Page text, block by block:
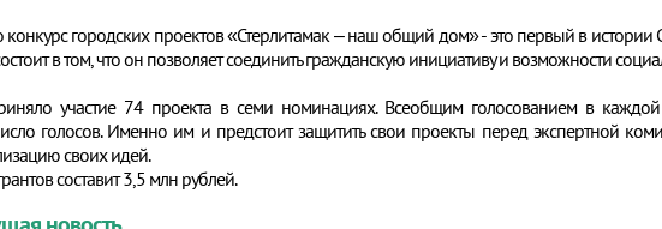
городских проектов «Стерлитамак – наш общий дом» - это первый в истории
в том, что он позволяет соединить гражданскую инициативу и возможности
участие 74 проекта в семи номинациях. Всеобщим голосованием в
голосов. Именно им и предстоит защитить свои проекты перед экспертной
своих идей.
составит 3,5 млн рублей.